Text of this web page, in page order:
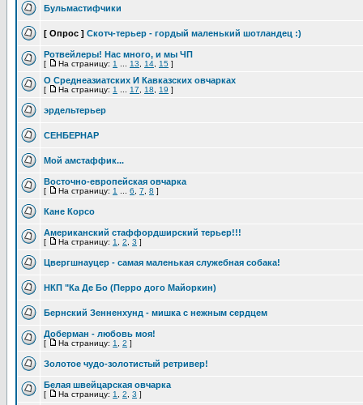
Бульмастифчики
[ Опрос ] Скотч-терьер - гордый маленький шотландец :)
Ротвейлеры! Нас много, и мы ЧП
[ На страницу: 1 13 14 15 ]
О Среднеазиатских И Кавказских овчарках
[ На страницу: 1 17 18 19 ]
эрдельтерьер
СЕНБЕРНАР
Мой амстаффик...
Восточно-европейская овчарка
[ На страницу: 1 6 7 8 ]
Кане Корсо
Американский стаффордширский терьер!!!
[ На страницу: 1 2 3 ]
Цвергшнауцер - самая маленькая служебная собака!
НКП "Ка Де Бо (Перро дого Майоркин)
Бернский Зенненхунд - мишка с нежным сердцем
Доберман - любовь моя!
[ На страницу: 1 2 ]
Золотое чудо-золотистый ретривер!
Белая швейцарская овчарка
[ На страницу: 1 2 3 ]